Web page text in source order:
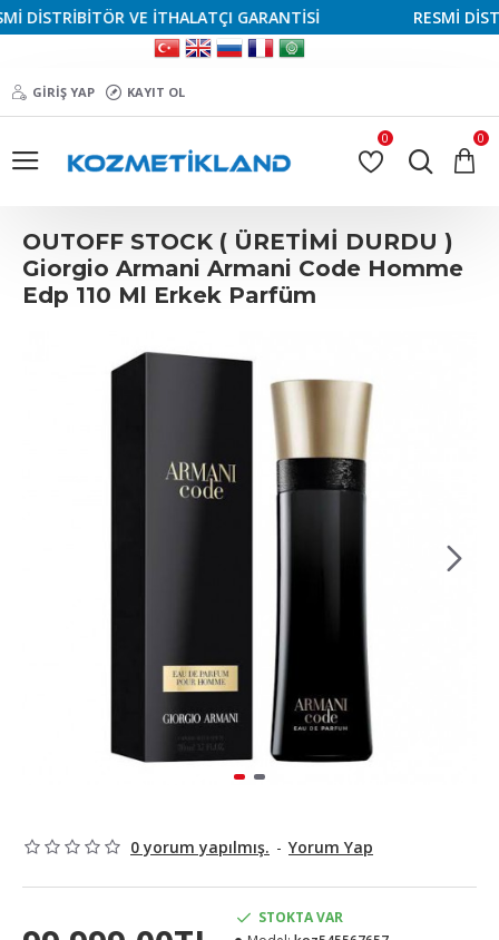
DİSTRİBİTÖR VE İTHALATÇI GARANTİSİ RESMİ
GIRIŞ YAP KAYIT OL
0 0
OUTOFF STOCK ( ÜRETİMİ DURDU )
Giorgio Armani Armani Code Homme
Edp 110 Ml Erkek Parfüm
0 yorum yapılmış. - Yorum Yap
STOKTA VAR